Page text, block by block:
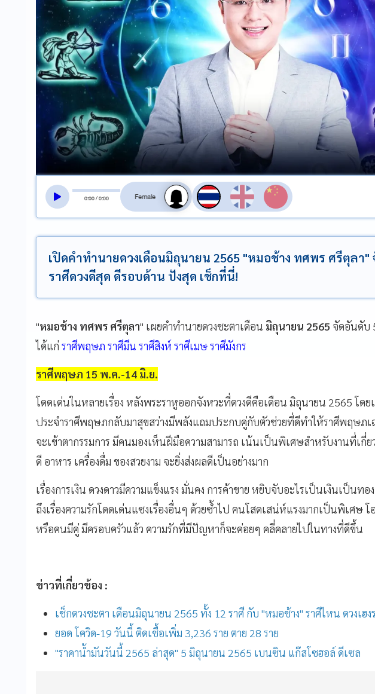
0:00/0:00
สลับเสียงอ่าน
เปิดคำทำนายดวงเดือนมิถุนายน 2565 "หมอช้าง ทศพร ศรีตุลา"
ราศีดวงดีสุด ดีรอบด้าน ปังสุด เช็กที่นี่!
"หมอช้าง ทศพร ศรีตุลา" เผยคำทำนายดวงชะตาเดือน มิถุนายน 2565 จัดอันดับ
ได้แก่ ราศีพฤษภ ราศีมีน ราศีสิงห์ ราศีเมษ ราศีมังกร
ราศีพฤษภ 15 พ.ค.-14 มิ.ย.
โดดเด่นในหลายเรื่อง หลังพระราหูออกจังหวะที่ดวงดีคือเดือน มิถุนายน 2565 โดยเ
ประจำราศีพฤษภกลับมาสุขสว่างมีพลังแถมประกบคู่กับตัวช่วยที่ดีทำให้ราศีพฤษภเ
จะเข้าตากรรมการ มีคนมองเห็นฝีมือความสามารถ เน้นเป็นพิเศษสำหรับงานที่เกี่ย
ดี อาหาร เครื่องดื่ม ของสวยงาม จะยิ่งส่งผลดีเป็นอย่างมาก
เรื่องการเงิน ดวงดาวมีความแข็งแรง มั่นคง การค้าขาย หยิบจับอะไรเป็นเงินเป็นทอ
ถึงเรื่องความรักโดดเด่นแซงเรื่องอื่นๆ ด้วยซ้ำไป คนโสดเสน่ห์แรงมากเป็นพิเศษ โ
หรือคนมีคู่ มีครอบครัวแล้ว ความรักที่มีปัญหาก็จะค่อยๆ คลี่คลายไปในทางที่ดีขึ้น
ข่าวที่เกี่ยวข้อง :
เช็กดวงชะตา เดือนมิถุนายน 2565 ทั้ง 12 ราศี กับ "หมอช้าง" ราศีไหน ดวงเฮ
ยอด โควิด-19 วันนี้ ติดเชื้อเพิ่ม 3,236 ราย ตาย 28 ราย
"ราคาน้ำมันวันนี้ 2565 ล่าสุด" 5 มิถุนายน 2565 เบนซิน แก๊สโซฮอล์ ดีเซล